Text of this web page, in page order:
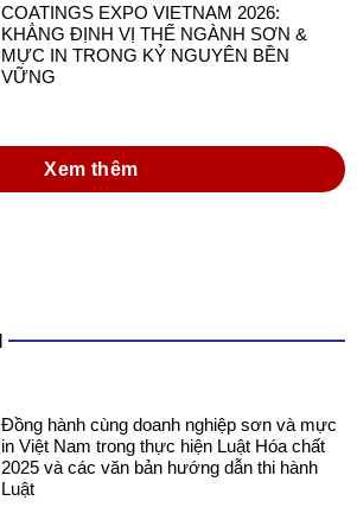
COATINGS EXPO VIETNAM 2026:
KHẲNG ĐỊNH VỊ THẾ NGÀNH SƠN &
MỰC IN TRONG KỶ NGUYÊN BỀN
VỮNG
Xem thêm
Đồng hành cùng doanh nghiệp sơn và mực
in Việt Nam trong thực hiện Luật Hóa chất
2025 và các văn bản hướng dẫn thi hành
Luật